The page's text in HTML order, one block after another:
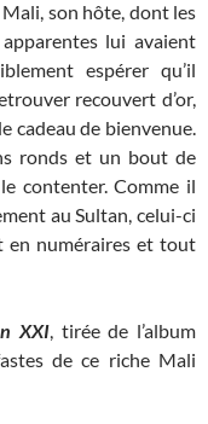
son hôte, dont les
apparentes lui avaient
espérer qu’il
recouvert d’or,
cadeau de bienvenue.
ronds et un bout de
contenter. Comme il
au Sultan, celui-ci
en numéraires et tout
XXI, tirée de l’album
de ce riche Mali